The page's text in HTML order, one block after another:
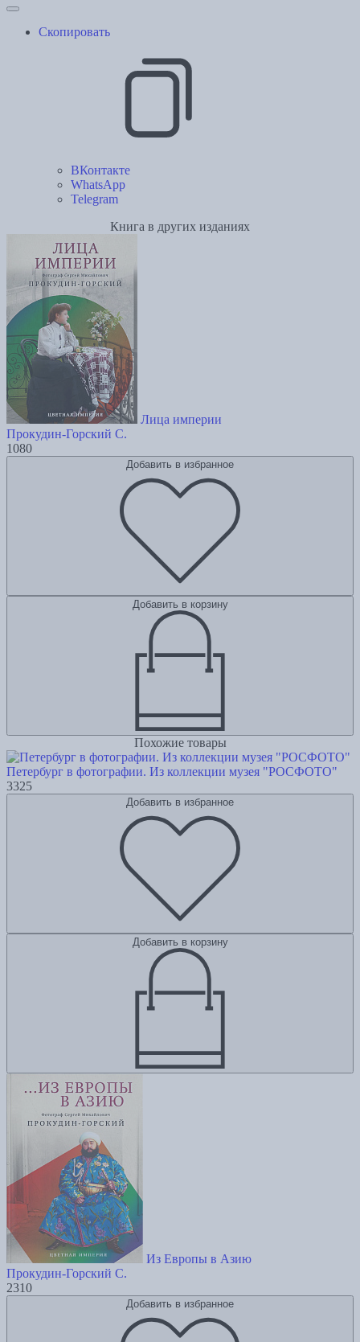
Скопировать
ВКонтакте
WhatsApp
Telegram
Книга в других изданиях
Лица империи
Прокудин-Горский С.
1080
Добавить в избранное
Добавить в корзину
Похожие товары
Петербург в фотографии. Из коллекции музея "РОСФОТО"
3325
Добавить в избранное
Добавить в корзину
Из Европы в Азию
Прокудин-Горский С.
2310
Добавить в избранное